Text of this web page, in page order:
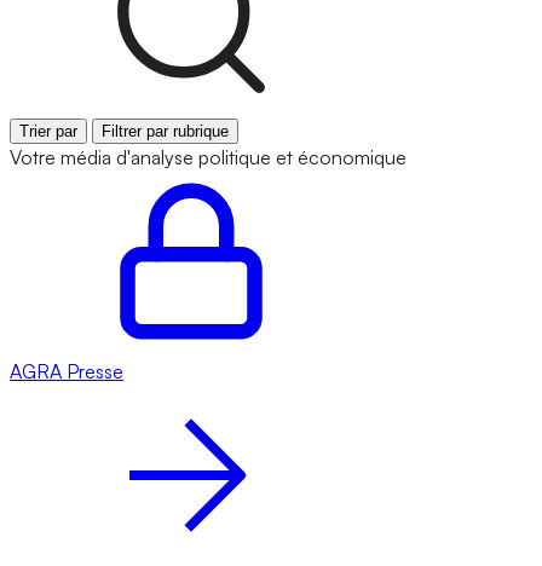
Trier par Filtrer par rubrique
Votre média d'analyse politique et économique
AGRA Presse